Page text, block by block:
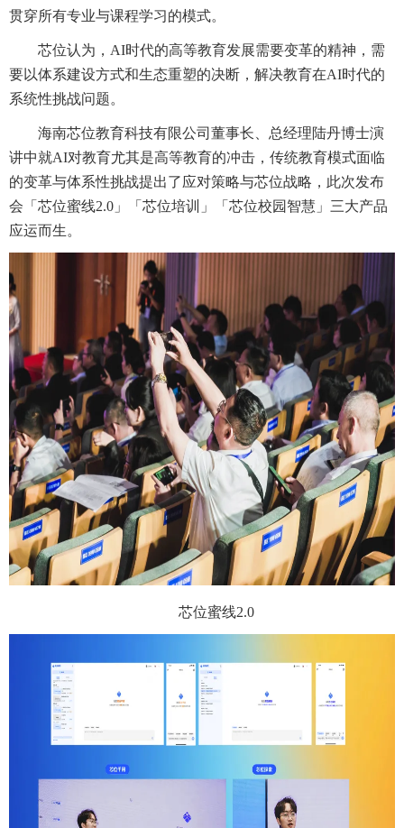
贯穿所有专业与课程学习的模式。
芯位认为，AI时代的高等教育发展需要变革的精神，需
要以体系建设方式和生态重塑的决断，解决教育在AI时代的
系统性挑战问题。
海南芯位教育科技有限公司董事长、总经理陆丹博士演
讲中就AI对教育尤其是高等教育的冲击，传统教育模式面临
的变革与体系性挑战提出了应对策略与芯位战略，此次发布
会「芯位蜜线2.0」「芯位培训」「芯位校园智慧」三大产品
应运而生。
芯位蜜线2.0